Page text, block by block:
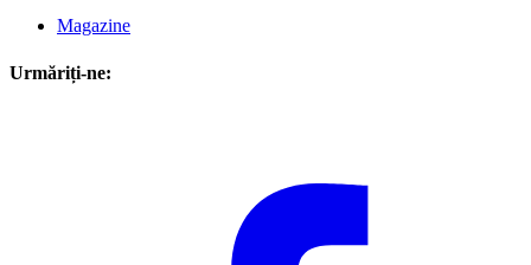
Magazine
Urmăriți-ne: